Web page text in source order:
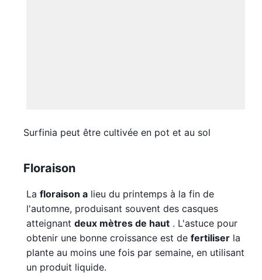
Surfinia peut être cultivée en pot et au sol
Floraison
La floraison a lieu du printemps à la fin de
l'automne, produisant souvent des casques
atteignant deux mètres de haut . L'astuce pour
obtenir une bonne croissance est de fertiliser la
plante au moins une fois par semaine, en utilisant
un produit liquide.